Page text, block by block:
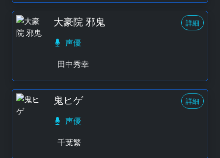
大豪院 邪鬼 詳細
声優
田中秀幸
鬼ヒゲ 詳細
声優
千葉繁